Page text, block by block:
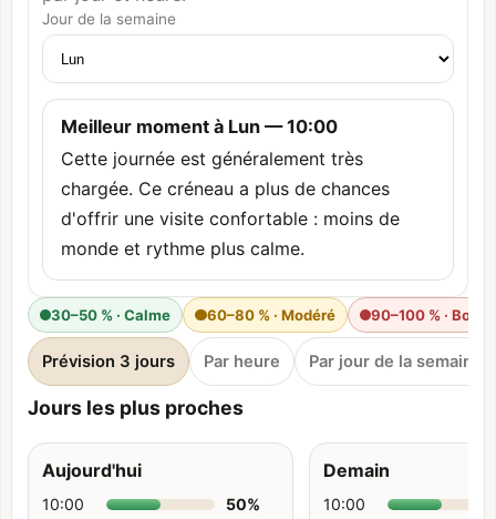
Jour de la semaine
Meilleur moment à Lun — 10:00
Cette journée est généralement très
chargée. Ce créneau a plus de chances
d'offrir une visite confortable : moins de
monde et rythme plus calme.
30–50 % · Calme 60–80 % · Modéré 90–100 % ·
Prévision 3 jours Par heure Par jour de la semaine
Jours les plus proches
Aujourd'hui
10:00 50%
Demain
10:00